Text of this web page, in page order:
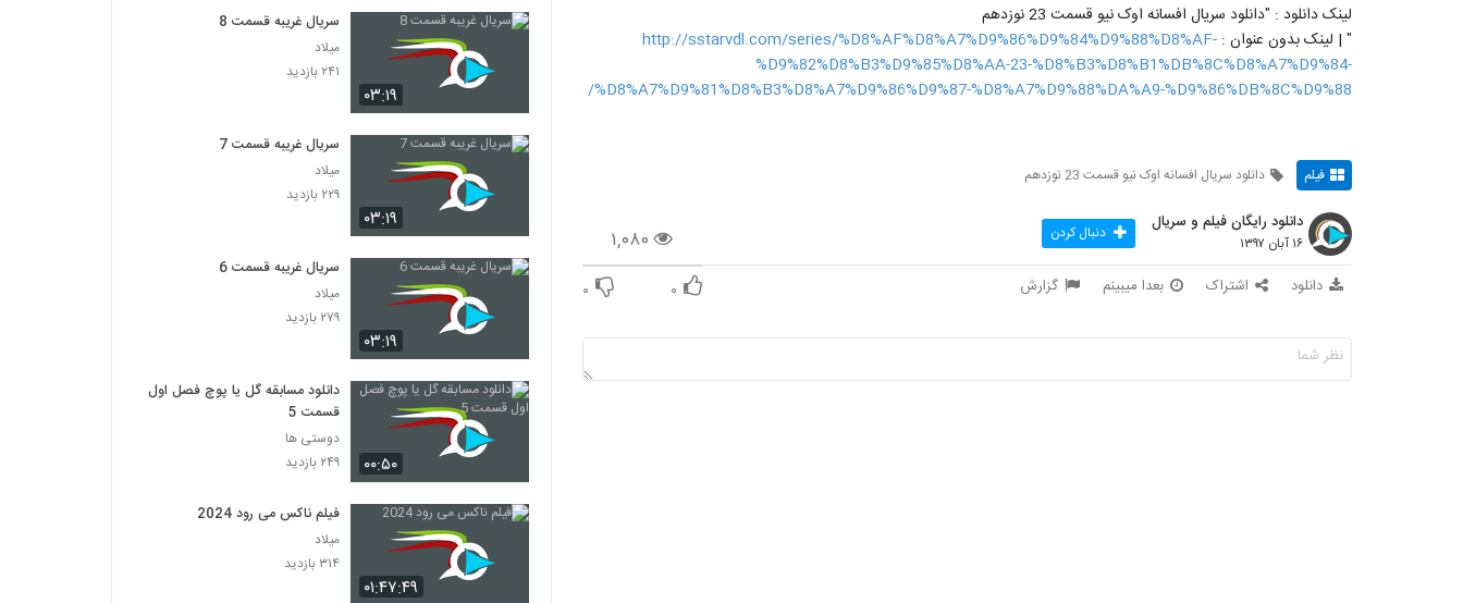
لینک دانلود : "دانلود سریال افسانه اوک نیو قسمت 23 نوزدهم
" | لینک بدون عنوان : http://sstarvdl.com/series/%D8%AF%D8%A7%D9%86%D9%84%D9%88%D8%AF-
%D9%82%D8%B3%D9%85%D8%AA-23-%D8%B3%D8%B1%DB%8C%D8%A7%D9%84-
%D8%A7%D9%81%D8%B3%D8%A7%D9%86%D9%87-%D8%A7%D9%88%DA%A9-%D9%86%DB%8C%D9%88/
فیلم دانلود سریال افسانه اوک نیو قسمت 23 نوزدهم
۱,۰۸۰
دانلود رایگان فیلم و سریال
۱۶ آبان ۱۳۹۷ دنبال کردن
دانلود اشتراک بعدا میبینم گزارش ۰ ۰
۰۳:۱۹
سریال غریبه قسمت 8
میلاد
۲۴۱ بازدید
۰۳:۱۹
سریال غریبه قسمت 7
میلاد
۲۲۹ بازدید
۰۳:۱۹
سریال غریبه قسمت 6
میلاد
۲۷۹ بازدید
۰۰:۵۰
دانلود مسابقه گل یا پوچ فصل اول
قسمت 5
دوستی ها
۲۴۹ بازدید
۰۱:۴۷:۴۹
فیلم ناکس می رود 2024
میلاد
۳۱۴ بازدید